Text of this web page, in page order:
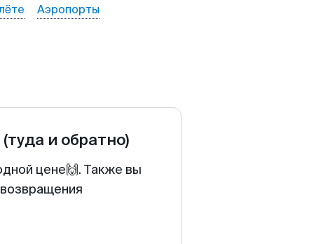
Аэропорты
(туда и обратно)
цене🙌. Также вы